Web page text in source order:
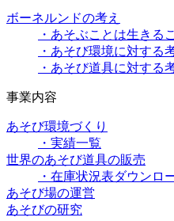
ボーネルンドの考え
・あそぶことは生きる
・あそび環境に対する
・あそび道具に対する
事業内容
あそび環境づくり
・実績一覧
世界のあそび道具の販売
・在庫状況表ダウンロ
あそび場の運営
あそびの研究